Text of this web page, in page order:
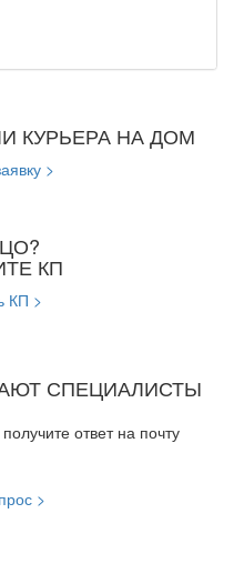
КУРЬЕРА НА ДОМ
>
КП
КП >
СПЕЦИАЛИСТЫ
ответ на почту
>